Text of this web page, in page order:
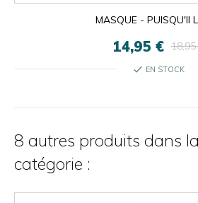
MASQUE - PUISQU'Il
14,95 €
check EN STOCK
8 autres produits dans
catégorie :